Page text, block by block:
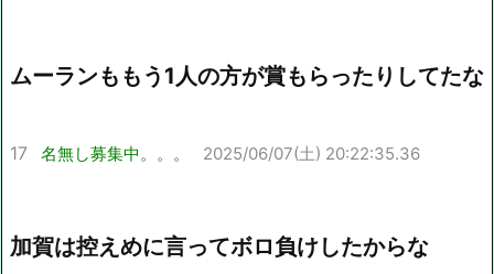
ムーランももう1人の方が賞もらったりしてたな
17 名無し募集中。。。 2025/06/07(土) 20:22:35.36
加賀は控えめに言ってボロ負けしたからな